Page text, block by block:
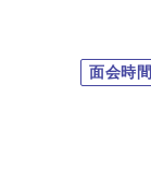
面会時間